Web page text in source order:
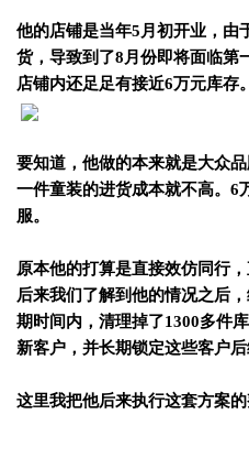
他的店铺是当年5月初开业，由
货，导致到了8月份即将面临第
店铺内还足足有接近6万元库存。
要知道，他做的本来就是大众
一件童装的进货成本就不高。6
服。
原本他的打算是直接效仿同行
后来我们了解到他的情况之后
期时间内，清理掉了1300多件
新客户，并长期锁定这些客户后
这里我把他后来执行这套方案的